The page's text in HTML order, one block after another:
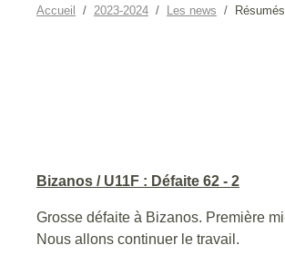
Accueil 2023-2024 Les news
Bizanos / U11F : Défaite 62 - 2
Grosse défaite à Bizanos. Première
Nous allons continuer le travail.